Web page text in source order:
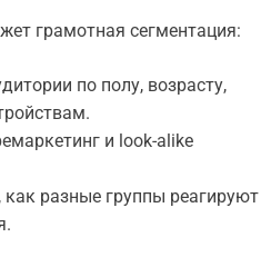
грамотная сегментация:
по полу, возрасту,
и look-alike
как разные группы реагируют